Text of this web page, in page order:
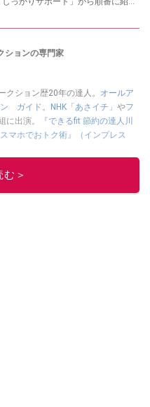
ションの専門家
クション歴20年の達人。 オールア
ン ガイド。 NHK「あさイチ」 やフ
に出演。
『できるfit 節約の達人川
マホでおトク術』（インプレス
、突然会社を辞める。翌月からの
＞